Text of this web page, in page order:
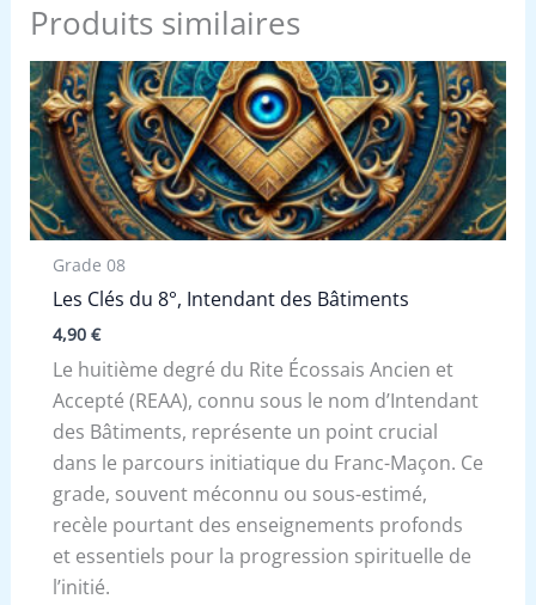
Produits similaires
Grade 08
Les Clés du 8°, Intendant des Bâtiments
4,90 €
Le huitième degré du Rite Écossais Ancien et
Accepté (REAA), connu sous le nom d’Intendant
des Bâtiments, représente un point crucial
dans le parcours initiatique du Franc-Maçon. Ce
grade, souvent méconnu ou sous-estimé,
recèle pourtant des enseignements profonds
et essentiels pour la progression spirituelle de
l’initié.